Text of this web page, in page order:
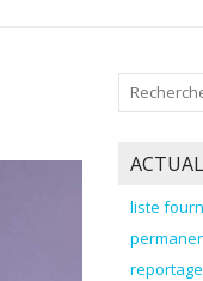
liste
reportage